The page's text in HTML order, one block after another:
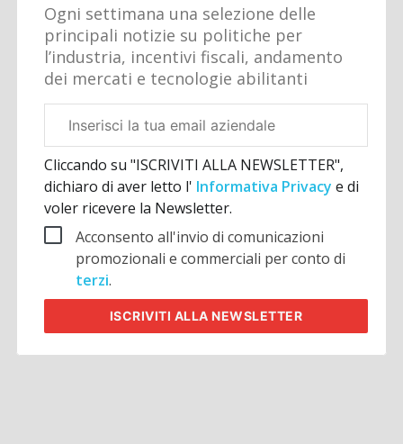
Ogni settimana una selezione delle
principali notizie su politiche per
l’industria, incentivi fiscali, andamento
dei mercati e tecnologie abilitanti
aziendale
Cliccando su "ISCRIVITI ALLA NEWSLETTER",
dichiaro di aver letto l' Informativa Privacye di
voler ricevere la Newsletter.
Acconsento all'invio di comunicazioni
promozionali e commerciali per conto di
terzi.
ISCRIVITI ALLA NEWSLETTER